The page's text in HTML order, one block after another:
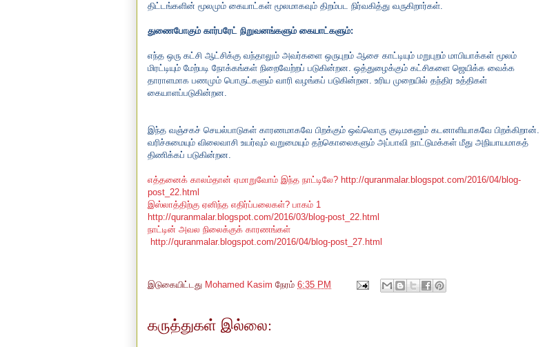
திட்டங்களின் மூலமும் கையாட்கள் மூலமாகவும் திறம்பட நிர்வகித்து வருகிறார்கள்.
துணைபோகும் கார்பரேட் நிறுவனங்களும் கையாட்களும்:
எந்த ஒரு கட்சி ஆட்சிக்கு வந்தாலும் அவர்களை ஒருபுறம் ஆசை காட்டியும் மறுபுறம் மாபியாக்கள் மூலம்
மிரட்டியும் மேற்படி நோக்கங்கள் நிறைவேற்றப் படுகின்றன. ஒத்துழைக்கும் கட்சிகளை ஜெயிக்க வைக்க
தாராளமாக பணமும் பொருட்களும் வாரி வழங்கப் படுகின்றன. உரிய முறையில் தந்திர உத்திகள்
கையாளப்படுகின்றன.
இந்த வஞ்சகச் செயல்பாடுகள் காரணமாகவே பிறக்கும் ஒவ்வொரு குடிமகனும் கடனாளியாகவே பிறக்கிறான்.
வரிச்சுமையும் விலைவாசி உயர்வும் வறுமையும் தற்கொலைகளும் அப்பாவி நாட்டுமக்கள் மீது அநியாயமாகத்
திணிக்கப் படுகின்றன.
எத்தனைக் காலம்தான் ஏமாறுவோம் இந்த நாட்டிலே? http://quranmalar.blogspot.com/2016/04/blog-
post_22.html
இஸ்லாத்திற்கு ஏனிந்த எதிர்ப்பலைகள்? பாகம் 1
http://quranmalar.blogspot.com/2016/03/blog-post_22.html
நாட்டின் அவல நிலைக்குக் காரணங்கள்
http://quranmalar.blogspot.com/2016/04/blog-post_27.html
இடுகையிட்டது Mohamed Kasim நேரம் 6:35 PM
கருத்துகள் இல்லை: